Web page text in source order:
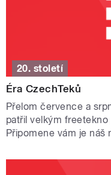
20. století
Éra CzechTeků
Přelom července a
patřil velkým freetekno
Připomene vám je náš